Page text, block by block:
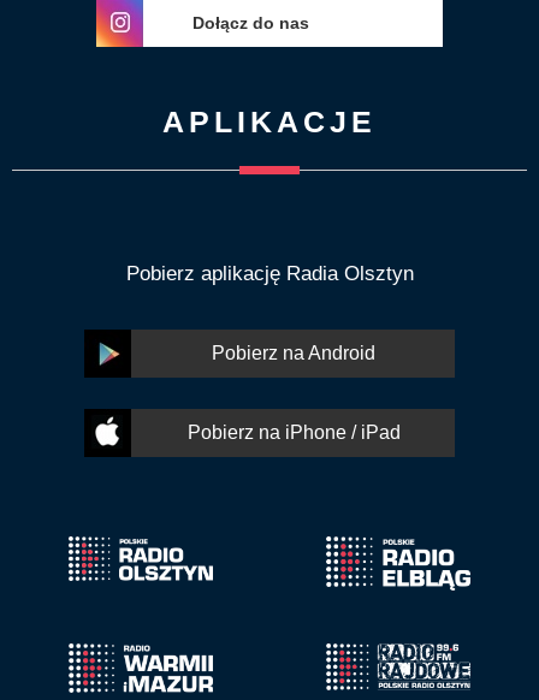
Dołącz do nas
APLIKACJE
Pobierz aplikację Radia Olsztyn
Pobierz na Android
Pobierz na iPhone / iPad